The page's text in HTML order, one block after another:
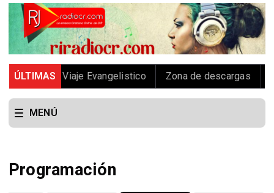
ÚLTIMAS
Radio Viaje Evangelistico Zona de descargas
MENÚ
Programación